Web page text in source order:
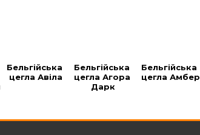
Бельгійська
цегла Авіла
Бельгійська
цегла Агора
Дарк
Бельгійська
цегла Амбер